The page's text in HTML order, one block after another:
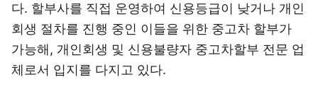
다. 할부사를 직접 운영하여 신용등급이 낮거나 개인
회생 절차를 진행 중인 이들을 위한 중고차 할부가
가능해, 개인회생 및 신용불량자 중고차할부 전문 업
체로서 입지를 다지고 있다.